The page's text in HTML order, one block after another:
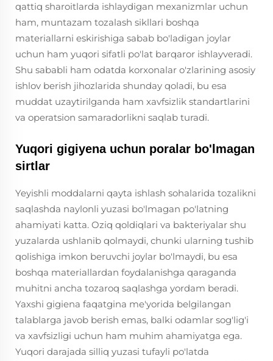
qattiq sharoitlarda ishlaydigan mexanizmlar uchun
ham, muntazam tozalash sikllari boshqa
materiallarni eskirishiga sabab bo'ladigan joylar
uchun ham yuqori sifatli po'lat barqaror ishlayveradi.
Shu sababli ham odatda korxonalar o'zlarining asosiy
ishlov berish jihozlarida shunday qoladi, bu esa
muddat uzaytirilganda ham xavfsizlik standartlarini
va operatsion samaradorlikni saqlab turadi.
Yuqori gigiyena uchun poralar bo'lmagan
sirtlar
Yeyishli moddalarni qayta ishlash sohalarida tozalikni
saqlashda naylonli yuzasi bo'lmagan po'latning
ahamiyati katta. Oziq qoldiqlari va bakteriyalar shu
yuzalarda ushlanib qolmaydi, chunki ularning tushib
qolishiga imkon beruvchi joylar bo'lmaydi, bu esa
boshqa materiallardan foydalanishga qaraganda
muhitni ancha tozaroq saqlashga yordam beradi.
Yaxshi gigiena faqatgina me'yorida belgilangan
talablarga javob berish emas, balki odamlar sog'lig'i
va xavfsizligi uchun ham muhim ahamiyatga ega.
Yuqori darajada silliq yuzasi tufayli po'latda